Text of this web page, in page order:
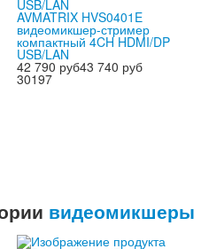
AVMATRIX HVS0401E
видеомикшер-стример
компактный 4CH HDMI/DP
USB/LAN
42 790 руб43 740 руб
30197
видеомикшеры